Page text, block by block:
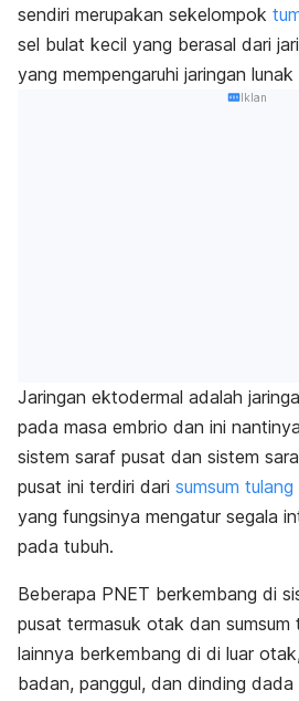
sendiri merupakan sekelompok
sel bulat kecil yang berasal dari
yang mempengaruhi jaringan lunak
Iklan
Jaringan ektodermal adalah
pada masa embrio dan ini
sistem saraf pusat dan sistem
pusat ini terdiri dari sumsum
yang fungsinya mengatur segala
pada tubuh.
Beberapa PNET berkembang di
pusat termasuk otak dan sumsum
lainnya berkembang di di luar
badan, panggul, dan dinding